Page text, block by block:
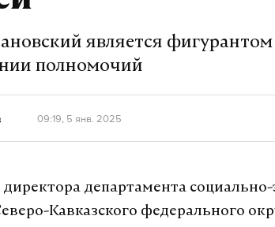
на Daily Storm в
А еще мы есть в
Telegram
журналист отдела «undefined»
является фигурантом
полномочий
09:19, 5 янв. 2025
департамента
Кавказского федерального